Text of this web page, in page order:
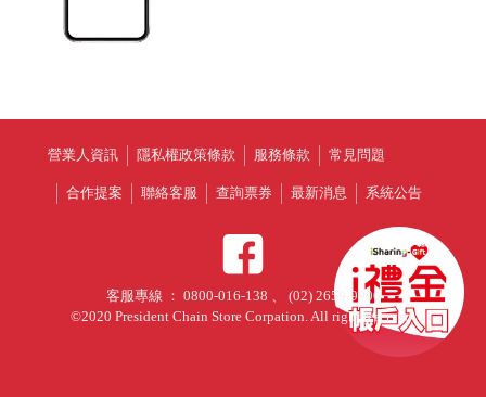
營業人資訊 隱私權政策條款 服務條款 常見問題
合作提案 聯絡客服 查詢票券 最新消息 系統公告
客服專線 ： 0800-016-138 、 (02) 2659-9900
©2020 President Chain Store Corpation. All right reserved.